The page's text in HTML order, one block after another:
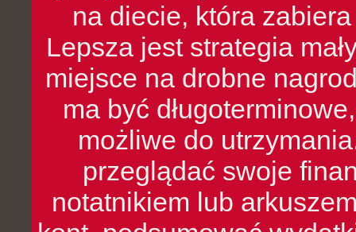
na diecie, która
Lepsza jest strategia
miejsce na drobne
ma być
możliwe do
przeglądać swoje
notatnikiem lub